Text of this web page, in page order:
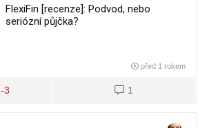
FlexiFin [recenze]: Podvod, nebo
seriózní půjčka?
před 1 rokem
-3 1